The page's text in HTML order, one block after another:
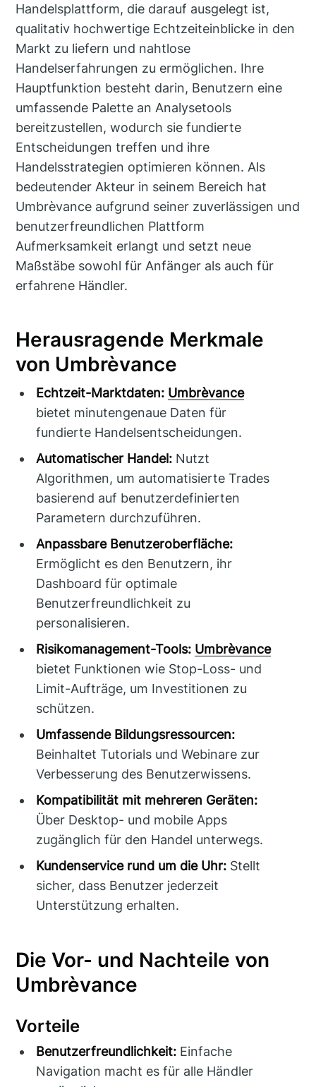
Handelsplattform, die darauf ausgelegt ist,
qualitativ hochwertige Echtzeiteinblicke in den
Markt zu liefern und nahtlose
Handelserfahrungen zu ermöglichen. Ihre
Hauptfunktion besteht darin, Benutzern eine
umfassende Palette an Analysetools
bereitzustellen, wodurch sie fundierte
Entscheidungen treffen und ihre
Handelsstrategien optimieren können. Als
bedeutender Akteur in seinem Bereich hat
Umbrèvance aufgrund seiner zuverlässigen und
benutzerfreundlichen Plattform
Aufmerksamkeit erlangt und setzt neue
Maßstäbe sowohl für Anfänger als auch für
erfahrene Händler.
Herausragende Merkmale
von Umbrèvance
Echtzeit-Marktdaten: Umbrèvance
bietet minutengenaue Daten für
fundierte Handelsentscheidungen.
Automatischer Handel: Nutzt
Algorithmen, um automatisierte Trades
basierend auf benutzerdefinierten
Parametern durchzuführen.
Anpassbare Benutzeroberfläche:
Ermöglicht es den Benutzern, ihr
Dashboard für optimale
Benutzerfreundlichkeit zu
personalisieren.
Risikomanagement-Tools: Umbrèvance
bietet Funktionen wie Stop-Loss- und
Limit-Aufträge, um Investitionen zu
schützen.
Umfassende Bildungsressourcen:
Beinhaltet Tutorials und Webinare zur
Verbesserung des Benutzerwissens.
Kompatibilität mit mehreren Geräten:
Über Desktop- und mobile Apps
zugänglich für den Handel unterwegs.
Kundenservice rund um die Uhr: Stellt
sicher, dass Benutzer jederzeit
Unterstützung erhalten.
Die Vor- und Nachteile von
Umbrèvance
Vorteile
Benutzerfreundlichkeit: Einfache
Navigation macht es für alle Händler